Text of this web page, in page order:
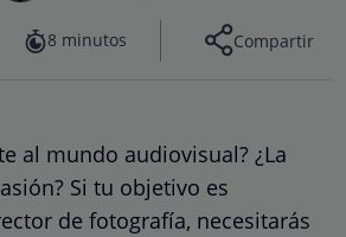
8 minutos Compartir
al mundo audiovisual? ¿La
Si tu objetivo es
de fotografía, necesitarás